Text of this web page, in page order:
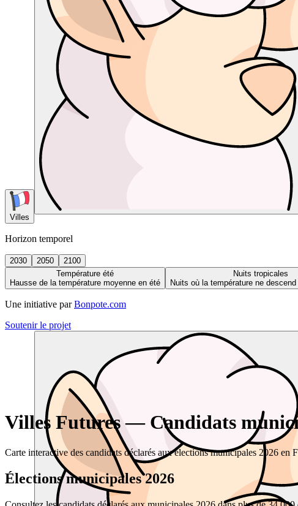
Villes
Horizon temporel
2030 2050
2100
Température été
Hausse de la température moyenne en été
Nuits tropicales
Nuits où la température ne
Une initiative par Bonpote.com
Soutenir le projet
Villes Futures — Candidats
Carte interactive des candidats déclarés aux élections municipales 2026 en
Élections municipales 2026